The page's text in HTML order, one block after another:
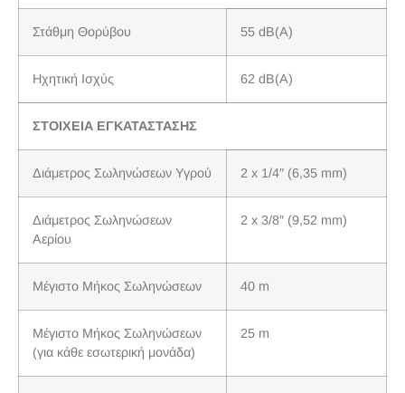
Στάθμη Θορύβου 55 dB(A)
Ηχητική Ισχύς 62 dB(A)
ΣΤΟΙΧΕΙΑ ΕΓΚΑΤΑΣΤΑΣΗΣ
Διάμετρος Σωληνώσεων Υγρού 2 x 1/4″ (6,35 mm)
Διάμετρος Σωληνώσεων
Αερίου
2 x 3/8″ (9,52 mm)
Μέγιστο Μήκος Σωληνώσεων 40 m
Μέγιστο Μήκος Σωληνώσεων
(για κάθε εσωτερική μονάδα)
25 m